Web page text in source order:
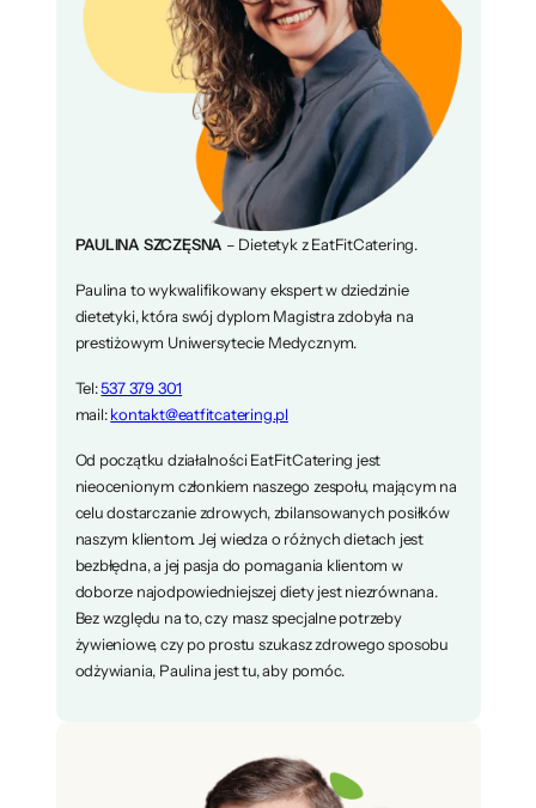
PAULINA SZCZĘSNA – Dietetyk z EatFitCatering.
Paulina to wykwalifikowany ekspert w dziedzinie
dietetyki, która swój dyplom Magistra zdobyła na
prestiżowym Uniwersytecie Medycznym.
Tel:537 379 301
mail:kontakt@eatfitcatering.pl
Od początku działalności EatFitCatering jest
nieocenionym członkiem naszego zespołu, mającym na
celu dostarczanie zdrowych, zbilansowanych posiłków
naszym klientom. Jej wiedza o różnych dietach jest
bezbłędna, a jej pasja do pomagania klientom w
doborze najodpowiedniejszej diety jest niezrównana.
Bez względu na to, czy masz specjalne potrzeby
żywieniowe, czy po prostu szukasz zdrowego sposobu
odżywiania, Paulina jest tu, aby pomóc.